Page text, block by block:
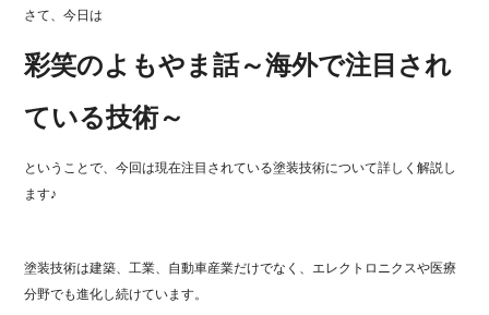
さて、今日は
彩笑のよもやま話～海外で注目され
ている技術～
ということで、今回は現在注目されている塗装技術について詳しく解説し
ます♪
塗装技術は建築、工業、自動車産業だけでなく、エレクトロニクスや医療
分野でも進化し続けています。